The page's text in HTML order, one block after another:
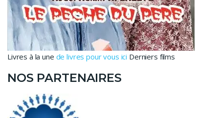
Livres à la une de livres pour vous ici Derniers films
NOS PARTENAIRES